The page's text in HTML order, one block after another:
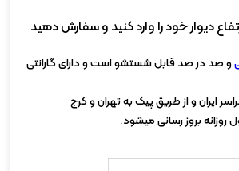
دیوار خود را وارد کنید و سفارش دهید
و صد در صد قابل شستشو است و دارای گارانتی
ایران و از طریق پیک به تهران و کرج
بروز رسانی میشود.